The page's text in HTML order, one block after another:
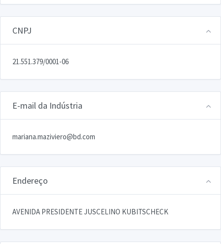
CNPJ
21.551.379/0001-06
E-mail da Indústria
mariana.maziviero@bd.com
Endereço
AVENIDA PRESIDENTE JUSCELINO KUBITSCHECK